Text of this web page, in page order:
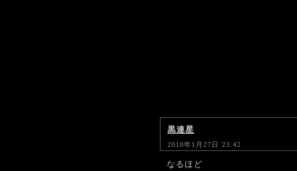
黒連星
2010年1月27日 23:42
なるほど